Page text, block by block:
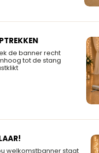
de banner recht
tot de stang
welkomstbanner staat